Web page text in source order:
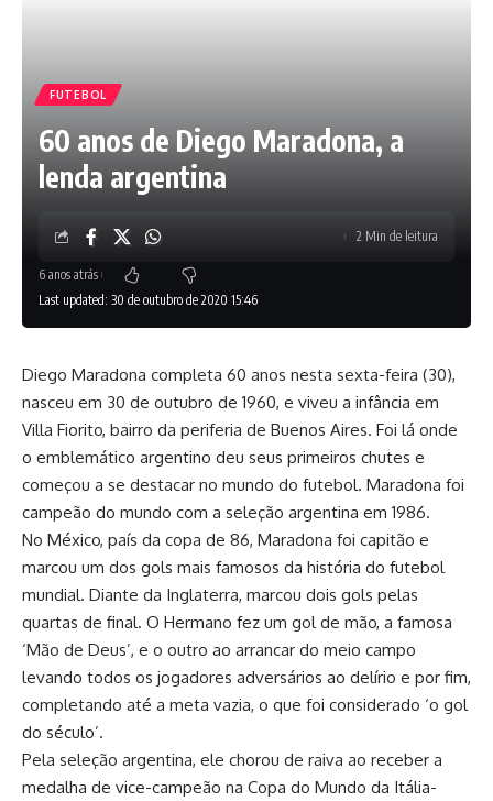
FUTEBOL
60 anos de Diego Maradona, a
lenda argentina
Last updated: 30 de outubro de 2020 15:46
6 anos atrás
2 Min de leitura
Diego Maradona completa 60 anos nesta sexta-feira (30),
nasceu em 30 de outubro de 1960, e viveu a infância em
Villa Fiorito, bairro da periferia de Buenos Aires. Foi lá onde
o emblemático argentino deu seus primeiros chutes e
começou a se destacar no mundo do futebol. Maradona foi
campeão do mundo com a seleção argentina em 1986.
No México, país da copa de 86, Maradona foi capitão e
marcou um dos gols mais famosos da história do futebol
mundial. Diante da Inglaterra, marcou dois gols pelas
quartas de final. O Hermano fez um gol de mão, a famosa
‘Mão de Deus’, e o outro ao arrancar do meio campo
levando todos os jogadores adversários ao delírio e por fim,
completando até a meta vazia, o que foi considerado ‘o gol
do século’.
Pela seleção argentina, ele chorou de raiva ao receber a
medalha de vice-campeão na Copa do Mundo da Itália-